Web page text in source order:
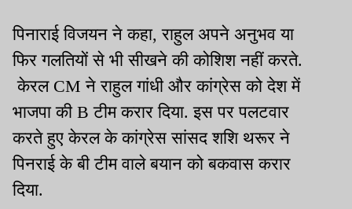
पिनाराई विजयन ने कहा, राहुल अपने अनुभव या
फिर गलतियों से भी सीखने की कोशिश नहीं करते.
केरल CM ने राहुल गांधी और कांग्रेस को देश में
भाजपा की B टीम करार दिया. इस पर पलटवार
करते हुए केरल के कांग्रेस सांसद शशि थरूर ने
पिनराई के बी टीम वाले बयान को बकवास करार
दिया.